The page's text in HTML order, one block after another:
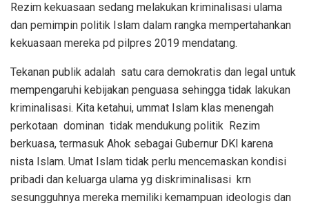
Rezim kekuasaan sedang melakukan kriminalisasi ulama
dan pemimpin politik Islam dalam rangka mempertahankan
kekuasaan mereka pd pilpres 2019 mendatang.
Tekanan publik adalah satu cara demokratis dan legal untuk
mempengaruhi kebijakan penguasa sehingga tidak lakukan
kriminalisasi. Kita ketahui, ummat Islam klas menengah
perkotaan dominan tidak mendukung politik Rezim
berkuasa, termasuk Ahok sebagai Gubernur DKI karena
nista Islam. Umat Islam tidak perlu mencemaskan kondisi
pribadi dan keluarga ulama yg diskriminalisasi krn
sesungguhnya mereka memiliki kemampuan ideologis dan